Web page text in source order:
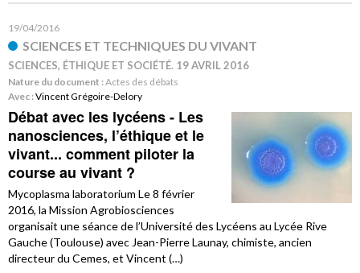
19/04/2016
SCIENCES ET TECHNIQUES DU VIVANT
SCIENCES, ÉTHIQUE ET SOCIÉTÉ. 19 AVRIL 2016
Nature du document :Actes des débats
Avec :Vincent Grégoire-Delory
Débat avec les lycéens - Les
nanosciences, l’éthique et le
vivant... comment piloter la
course au vivant ?
Mycoplasma laboratorium Le 8 février
2016, la Mission Agrobiosciences
organisait une séance de l’Université des Lycéens au Lycée Rive
Gauche (Toulouse) avec Jean-Pierre Launay, chimiste, ancien
directeur du Cemes, et Vincent (…)